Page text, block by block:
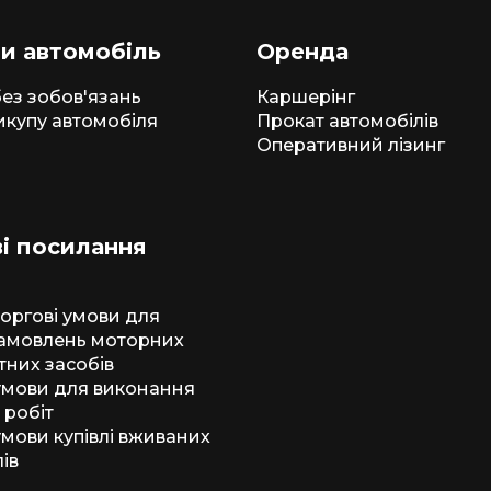
автомобіль
зобов'язань
автомобіля
Оренда
Каршерінг
Прокат автомобілів
Оперативний лізинг
посилання
умови для
моторних
засобів
для виконання
купівлі вживаних